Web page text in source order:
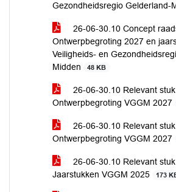
Gezondheidsregio Gelderland-
26-06-30.10 Concept
Ontwerpbegroting 2027 en
Veiligheids- en
Midden
48 KB
26-06-30.10 Relevant
Ontwerpbegroting VGGM 2027
26-06-30.10 Relevant
Ontwerpbegroting VGGM 2027
26-06-30.10 Relevant
Jaarstukken VGGM 2025
173